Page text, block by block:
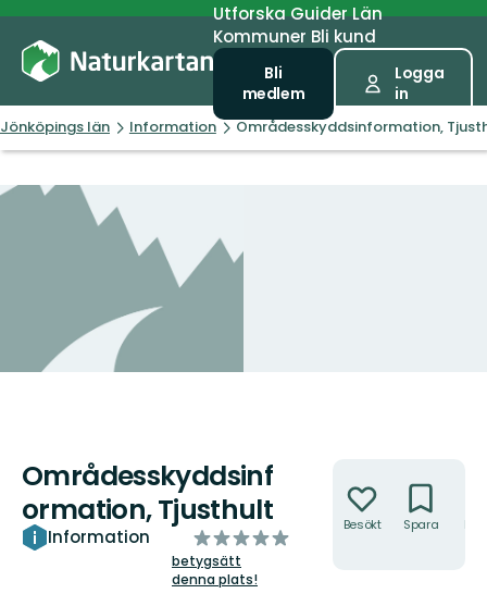
UtforskaGuiderLän
Kommuner Bli kund
Bli
medlem
Logga
in
Jönköpings län Information Områdesskyddsinformation,
Områdesskyddsinf
ormation, Tjusthult
Information
av
5
stjärnor
betygsätt
denna plats!
Besökt Spara